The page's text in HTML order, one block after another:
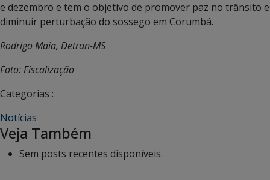
e dezembro e tem o objetivo de promover paz no trânsito e
diminuir perturbação do sossego em Corumbá.
Rodrigo Maia, Detran-MS
Foto: Fiscalização
Categorias :
Notícias
Veja Também
Sem posts recentes disponíveis.